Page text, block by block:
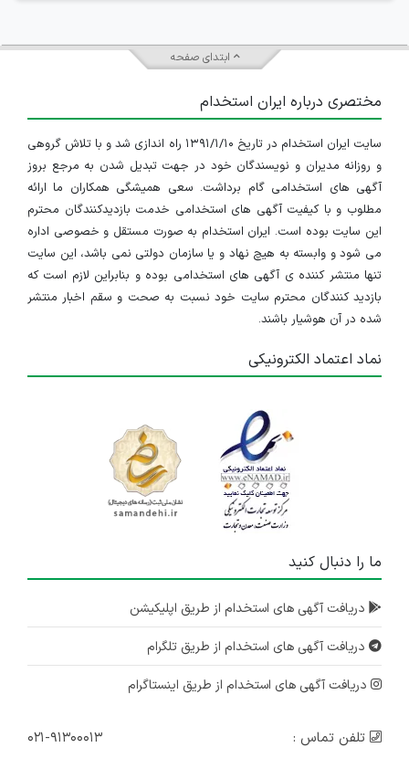
ابتدای صفحه
مختصری درباره ایران استخدام
سایت ایران استخدام در تاریخ ۱۳۹۱/۱/۱۰ راه اندازی شد و با تلاش گروهی
و روزانه مدیران و نویسندگان خود در جهت تبدیل شدن به مرجع بروز
آگهی های استخدامی گام برداشت. سعی همیشگی همکاران ما ارائه
مطلوب و با کیفیت آگهی های استخدامی خدمت بازدیدکنندگان محترم
این سایت بوده است. ایران استخدام به صورت مستقل و خصوصی اداره
می شود و وابسته به هیچ نهاد و یا سازمان دولتی نمی باشد، این سایت
تنها منتشر کننده ی آگهی های استخدامی بوده و بنابراین لازم است که
بازدید کنندگان محترم سایت خود نسبت به صحت و سقم اخبار منتشر
شده در آن هوشیار باشند.
نماد اعتماد الکترونیکی
ما را دنبال کنید
دریافت آگهی های استخدام از طریق اپلیکیشن
دریافت آگهی های استخدام از طریق تلگرام
دریافت آگهی های استخدام از طریق اینستاگرام
تلفن تماس : ۰۲۱-۹۱۳۰۰۰۱۳